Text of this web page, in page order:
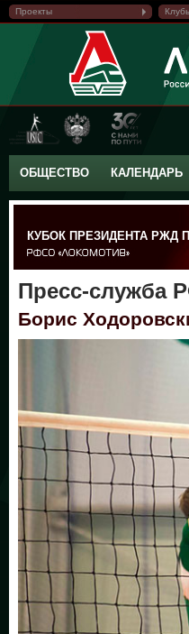
Проекты
ОБЩЕСТВО КАЛЕНДАРЬ
КУБОК ПРЕЗИДЕНТА РЖД
Пресс-служба
Борис